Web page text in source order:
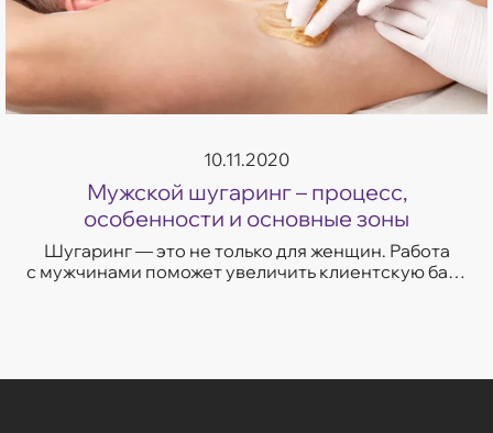
10.11.2020
Мужской шугаринг – процесс,
особенности и основные зоны
Шугаринг — это не только для женщин. Работа
с мужчинами поможет увеличить клиентскую базу